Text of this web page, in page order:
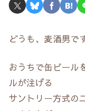
どうも、麦酒男です
おうちで缶ビール
ルが注げる
サントリー方式の